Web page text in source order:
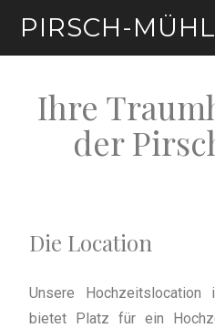
PIRSCH-
Ihre
der
Die Location
Unsere
bietet Platz für ein